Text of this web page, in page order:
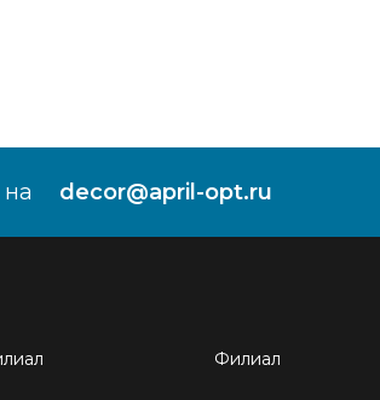
decor@april-opt.ru
Филиал